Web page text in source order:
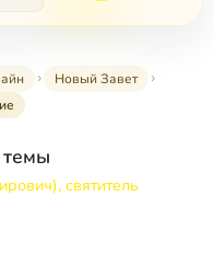
Новый Завет
святитель